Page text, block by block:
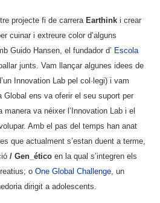
projecte fi de carrera Earthink i crear
cuinar i extreure color d’alguns
Guido Hansen, el fundador d’ Escola
junts. Vam llançar algunes idees de
Innovation Lab pel col·legi) i vam
Global ens va oferir el seu suport per
manera va néixer l’Innovation Lab i el
Amb el pas del temps han anat
que actualment s’estan duent a terme,
/ Gen_ético en la qual s’integren els
o One Global Challenge , un
dirigit a adolescents.